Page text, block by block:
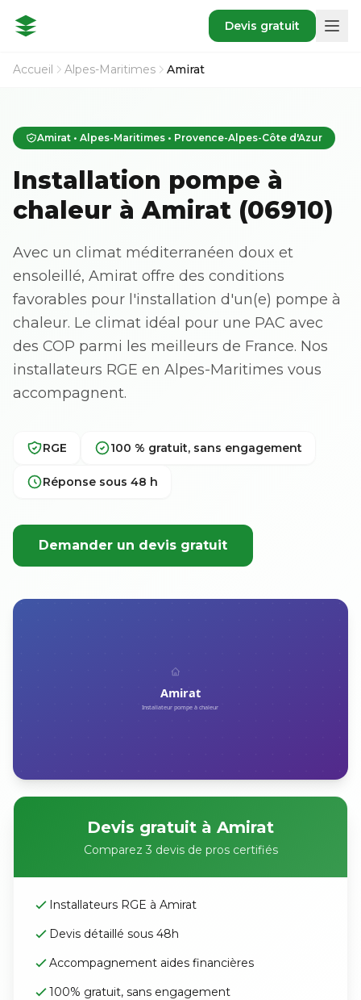
Devis gratuit
Accueil Alpes-Maritimes Amirat
Amirat • Alpes-Maritimes • Provence-Alpes-Côte d'Azur
Installation pompe à
chaleur à Amirat (06910)
Avec un climat méditerranéen doux et
ensoleillé, Amirat offre des conditions
favorables pour l'installation d'un(e) pompe à
chaleur. Le climat idéal pour une PAC avec
des COP parmi les meilleurs de France. Nos
installateurs RGE en Alpes-Maritimes vous
accompagnent.
RGE 100 % gratuit, sans engagement
Réponse sous 48 h
Demander un devis gratuit
Devis gratuit à Amirat
Comparez 3 devis de pros certifiés
Installateurs RGE à Amirat
Devis détaillé sous 48h
Accompagnement aides financières
100% gratuit, sans engagement